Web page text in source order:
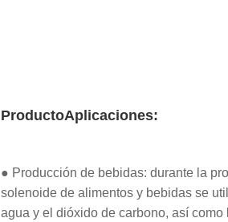
ProductoAplicaciones:
● Producción de bebidas: durante la
solenoide de alimentos y bebidas se
agua y el dióxido de carbono, así